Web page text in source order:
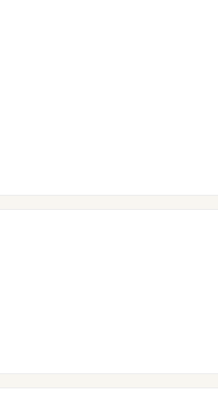
るCATツール使用経験